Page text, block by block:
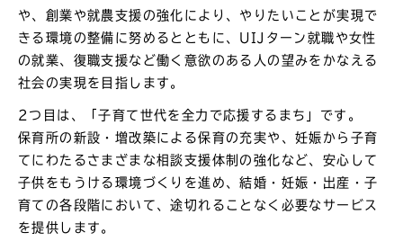
や、創業や就農支援の強化により、やりたいことが実現で
きる環境の整備に努めるとともに、UIJターン就職や女性
の就業、復職支援など働く意欲のある人の望みをかなえる
社会の実現を目指します。
2つ目は、「子育て世代を全力で応援するまち」です。
保育所の新設・増改築による保育の充実や、妊娠から子育
てにわたるさまざまな相談支援体制の強化など、安心して
子供をもうける環境づくりを進め、結婚・妊娠・出産・子
育ての各段階において、途切れることなく必要なサービス
を提供します。